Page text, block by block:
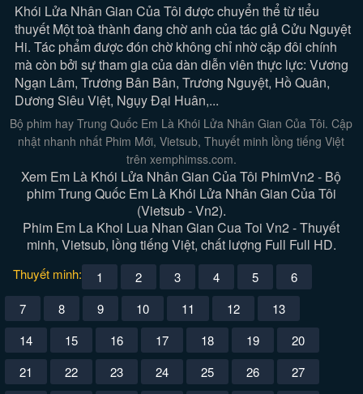
Khói Lửa Nhân Gian Của Tôi được chuyển thể từ tiểu
thuyết Một toà thành đang chờ anh của tác giả Cửu Nguyệt
Hi. Tác phẩm được đón chờ không chỉ nhờ cặp đôi chính
mà còn bởi sự tham gia của dàn diễn viên thực lực: Vương
Ngạn Lâm, Trương Bân Bân, Trương Nguyệt, Hồ Quân,
Dương Siêu Việt, Ngụy Đại Huân,...
Bộ phim hay Trung Quốc Em Là Khói Lửa Nhân Gian Của Tôi. Cập
nhật nhanh nhất Phim Mới, Vietsub, Thuyết minh lồng tiếng Việt
trên xemphimss.com.
Xem Em Là Khói Lửa Nhân Gian Của Tôi PhimVn2 - Bộ
phim Trung Quốc Em Là Khói Lửa Nhân Gian Của Tôi
(Vietsub - Vn2).
Phim Em La Khoi Lua Nhan Gian Cua Toi Vn2 - Thuyết
minh, Vietsub, lồng tiếng Việt, chất lượng Full Full HD.
Thuyết minh: 1 2 3 4 5
6
7
8 9 10 11 12
13
14
15 16 17 18 19
20
21
22 23 24 25 26
27